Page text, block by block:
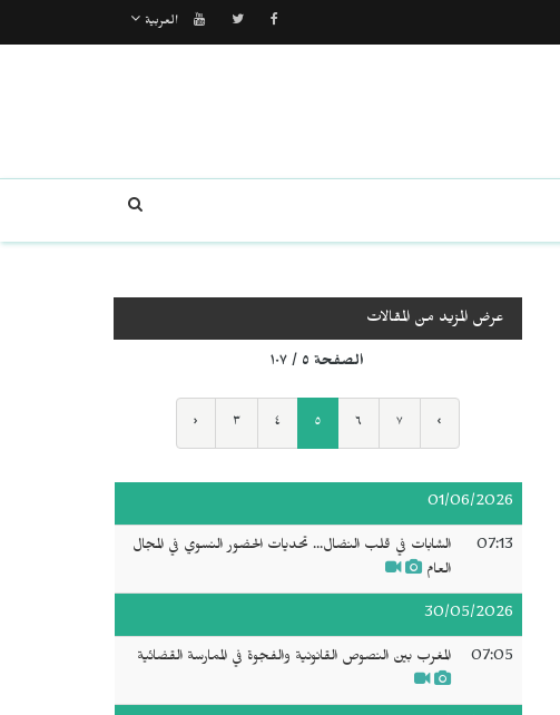
العربية
عرض المزيد من المقالات
الصفحة ٥ / ١٠٧
‹ ٣ ٤ ٥ ٦ ٧ ›
01/06/2026
07:13
الشابات في قلب النضال... تحديات الحضور النسوي في المجال
العام
30/05/2026
07:05 المغرب بين النصوص القانونية والفجوة في الممارسة القضائية